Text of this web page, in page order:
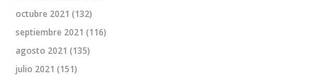
octubre 2021 (132)
septiembre 2021 (116)
agosto 2021 (135)
julio 2021 (151)